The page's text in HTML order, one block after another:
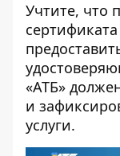
Учтите, что
«АТБ»
и
услуги.